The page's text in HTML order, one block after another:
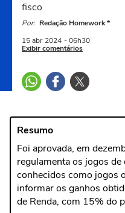
fisco
Por: Redação Homework *
15 abr 2024 - 06h30
Exibir comentários
Resumo
Foi aprovada, em
regulamenta os jogos
conhecidos como jogos
informar os ganhos
de Renda, com 15% do